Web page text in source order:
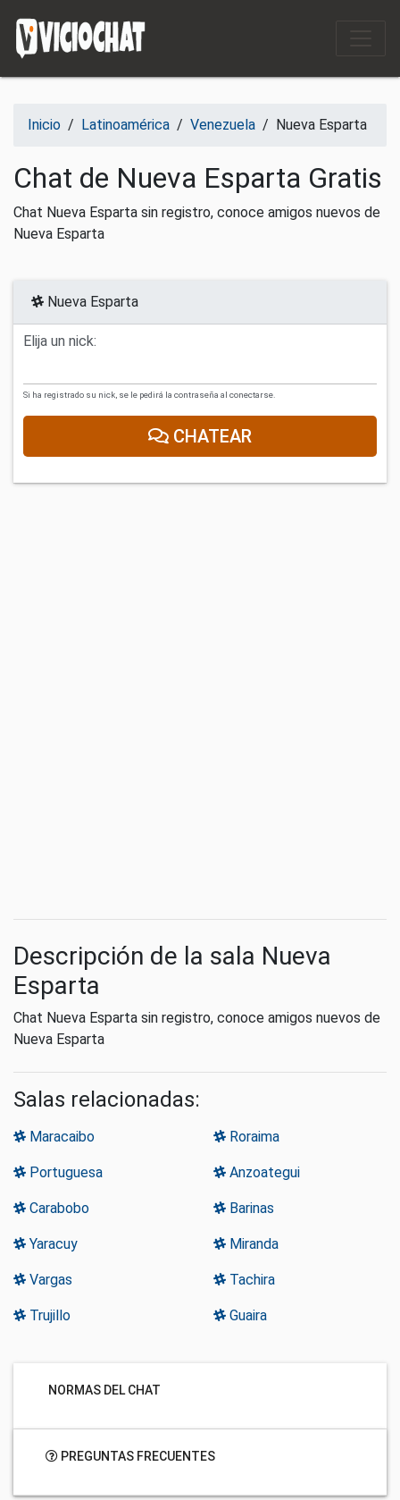
Inicio / Latinoamérica / Venezuela / Nueva Esparta
Chat de Nueva Esparta Gratis
Chat Nueva Esparta sin registro, conoce amigos nuevos de
Nueva Esparta
Nueva Esparta
Elija un nick:
Si ha registrado su nick, se le pedirá la contraseña al conectarse.
CHATEAR
Descripción de la sala Nueva
Esparta
Chat Nueva Esparta sin registro, conoce amigos nuevos de
Nueva Esparta
Salas relacionadas:
Maracaibo Roraima
Portuguesa Anzoategui
Carabobo Barinas
Yaracuy Miranda
Vargas Tachira
Trujillo Guaira
NORMAS DEL CHAT
PREGUNTAS FRECUENTES